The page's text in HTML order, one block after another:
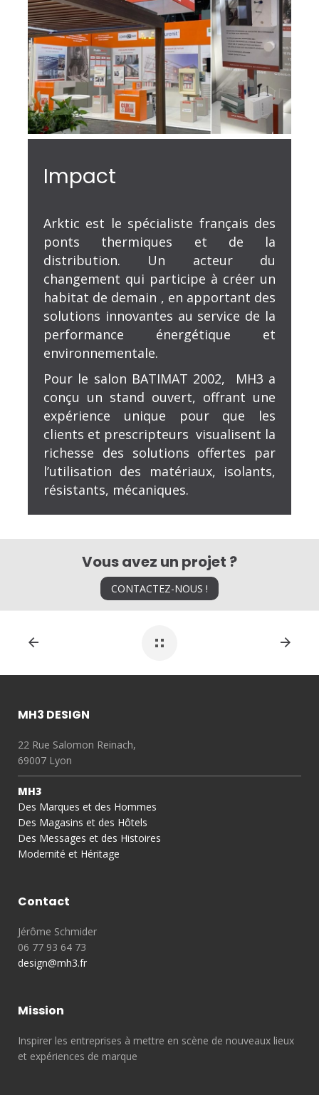
Impact
Arktic est le spécialiste français des
ponts thermiques et de la
distribution. Un acteur du
changement qui participe à créer un
habitat de demain , en apportant des
solutions innovantes au service de la
performance énergétique et
environnementale.
Pour le salon BATIMAT 2002, MH3 a
conçu un stand ouvert, offrant une
expérience unique pour que les
clients et prescripteurs visualisent la
richesse des solutions offertes par
l’utilisation des matériaux, isolants,
résistants, mécaniques.
Vous avez un projet ?
CONTACTEZ-NOUS !
MH3 DESIGN
22 Rue Salomon Reinach,
69007 Lyon
MH3
Des Marques et des Hommes
Des Magasins et des Hôtels
Des Messages et des Histoires
Modernité et Héritage
Contact
Jérôme Schmider
06 77 93 64 73
design@mh3.fr
Mission
Inspirer les entreprises à mettre en scène de nouveaux lieux
et expériences de marque